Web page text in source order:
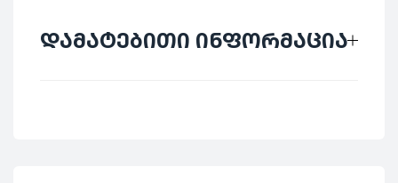
დამატებითი ინფორმაცია